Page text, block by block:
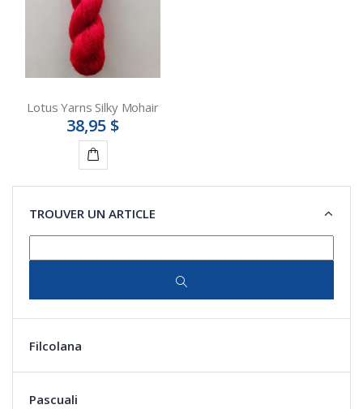
Lotus Yarns Silky Mohair
38,95 $
TROUVER UN ARTICLE
Filcolana
Pascuali